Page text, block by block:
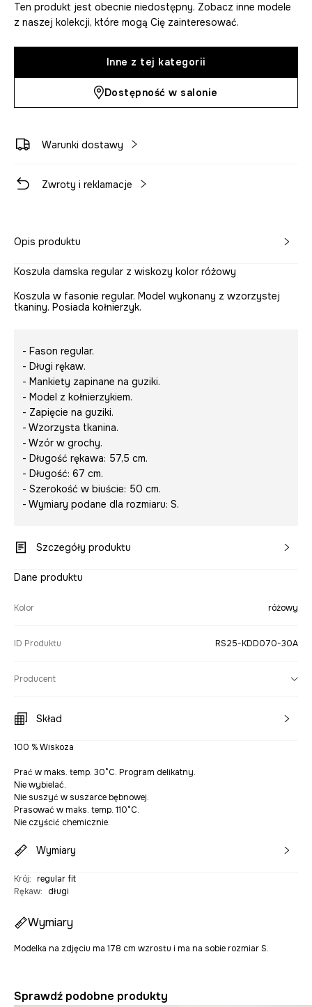
Ten produkt jest obecnie niedostępny. Zobacz inne modele
z naszej kolekcji, które mogą Cię zainteresować.
Inne z tej kategorii
Dostępność w salonie
Warunki dostawy
Zwroty i reklamacje
Opis produktu
Koszula damska regular z wiskozy kolor różowy
Koszula w fasonie regular. Model wykonany z wzorzystej
tkaniny. Posiada kołnierzyk.
- Fason regular.
- Długi rękaw.
- Mankiety zapinane na guziki.
- Model z kołnierzykiem.
- Zapięcie na guziki.
- Wzorzysta tkanina.
- Wzór w grochy.
- Długość rękawa: 57,5 cm.
- Długość: 67 cm.
- Szerokość w biuście: 50 cm.
- Wymiary podane dla rozmiaru: S.
Szczegóły produktu
Dane produktu
Kolor różowy
ID Produktu RS25-KDD070-30A
Producent
Skład
100 % Wiskoza
Prać w maks. temp. 30°C. Program delikatny.
Nie wybielać.
Nie suszyć w suszarce bębnowej.
Prasować w maks. temp. 110°C.
Nie czyścić chemicznie.
Wymiary
Krój: regular fit
Rękaw: długi
Wymiary
Modelka na zdjęciu ma 178 cm wzrostu i ma na sobie rozmiar S.
Sprawdź podobne produkty